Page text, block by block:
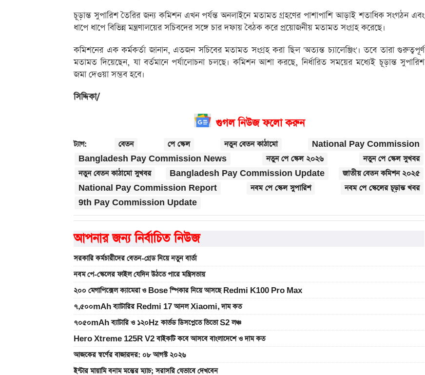
চূড়ান্ত সুপারিশ তৈরির জন্য কমিশন এখন পর্যন্ত অনলাইনে মতামত গ্রহণের পাশাপাশি আড়াই শতাধিক সংগঠন এবং
ধাপে ধাপে বিভিন্ন মন্ত্রণালয়ের সচিবদের সঙ্গে চার দফায় বৈঠক করে প্রয়োজনীয় মতামত সংগ্রহ করেছে।
কমিশনের এক কর্মকর্তা জানান, এতজন সচিবের মতামত সংগ্রহ করা ছিল 'অত্যন্ত চ্যালেঞ্জিং'। তবে তারা গুরুত্বপূর্ণ
মতামত দিয়েছেন, যা বর্তমানে পর্যালোচনা চলছে। কমিশন আশা করছে, নির্ধারিত সময়ের মধ্যেই চূড়ান্ত সুপারিশ
জমা দেওয়া সম্ভব হবে।
সিদ্দিকা/
গুগল নিউজ ফলো করুন
ট্যাগ: বেতন পে স্কেল নতুন বেতন কাঠামো
National Pay Commission
Bangladesh Pay Commission News
নতুন পে স্কেল ২০২৬
নতুন পে স্কেল সুখবর
নতুন বেতন কাঠামো সুখবর
Bangladesh Pay Commission Update
জাতীয় বেতন কমিশন ২০২৫
National Pay Commission Report
নবম পে স্কেল সুপারিশ
নবম পে স্কেলের চূড়ান্ত খবর
9th Pay Commission Update
আপনার জন্য নির্বাচিত নিউজ
সরকারি কর্মচারীদের বেতন-গ্রেড নিয়ে নতুন বার্তা
নবম পে-স্কেলের ফাইল যেদিন উঠতে পারে মন্ত্রিসভায়
২০০ মেগাপিক্সেল ক্যামেরা ও Bose স্পিকার নিয়ে আসছে Redmi K100 Pro Max
৭,৫০০mAh ব্যাটারির Redmi 17 আনল Xiaomi, দাম কত
৭০৫০mAh ব্যাটারি ও ১২০Hz কার্ভড ডিসপ্লেতে ভিভো S2 লঞ্চ
Hero Xtreme 125R V2 বাইকটি কবে আসবে বাংলাদেশে ও দাম কত
আজকের স্বর্ণের বাজারদর: ০৮ আগস্ট ২০২৬
ইন্টার মায়ামি বনাম মন্তের ম্যাচ; সরাসরি যেভাবে দেখবেন